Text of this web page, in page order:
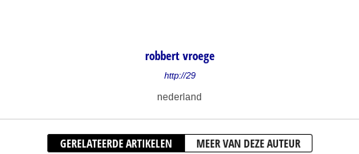
robbert vroege
http://29
nederland
GERELATEERDE ARTIKELEN MEER VAN DEZE AUTEUR